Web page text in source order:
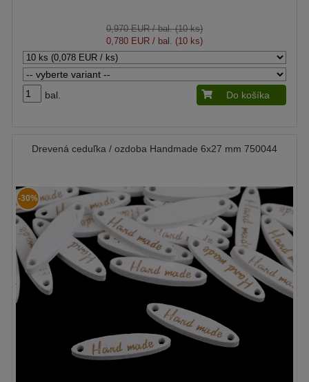
0,970 EUR/ bal. (10 ks)
0,780 EUR / bal. (10 ks)
bal. Do košíka
Drevená ceduľka / ozdoba Handmade 6x27 mm 750044
-30%